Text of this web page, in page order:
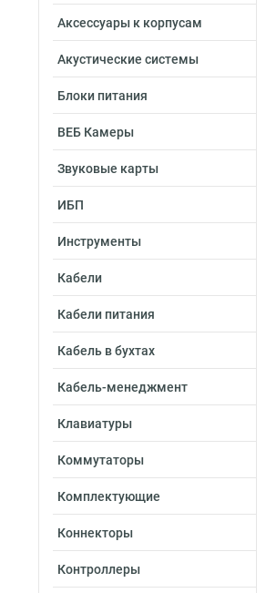
Аксессуары к корпусам
Акустические системы
Блоки питания
ВЕБ Камеры
Звуковые карты
ИБП
Инструменты
Кабели
Кабели питания
Кабель в бухтах
Кабель-менеджмент
Клавиатуры
Коммутаторы
Комплектующие
Коннекторы
Контроллеры